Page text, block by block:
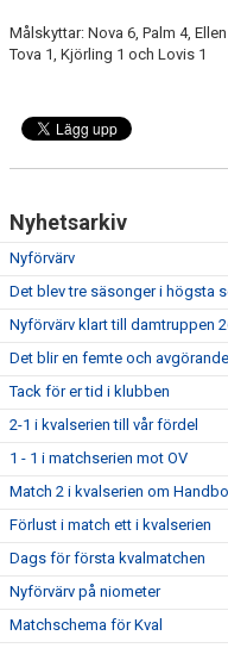
Målskyttar: Nova 6, Palm 4,
Tova 1, Kjörling 1 och Lovis 1
Nyhetsarkiv
Nyförvärv
Det blev tre säsonger i högsta
Nyförvärv klart till damtruppen
Det blir en femte och
Tack för er tid i klubben
2-1 i kvalserien till vår fördel
1 - 1 i matchserien mot OV
Match 2 i kvalserien om
Förlust i match ett i kvalserien
Dags för första kvalmatchen
Nyförvärv på niometer
Matchschema för Kval